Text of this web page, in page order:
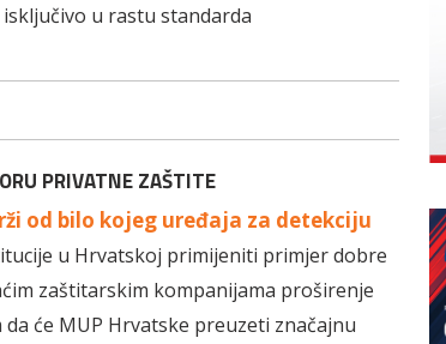
u rastu standarda
PRIVATNE ZAŠTITE
od bilo kojeg uređaja za detekciju
u Hrvatskoj primijeniti primjer dobre
zaštitarskim kompanijama proširenje
će MUP Hrvatske preuzeti značajnu